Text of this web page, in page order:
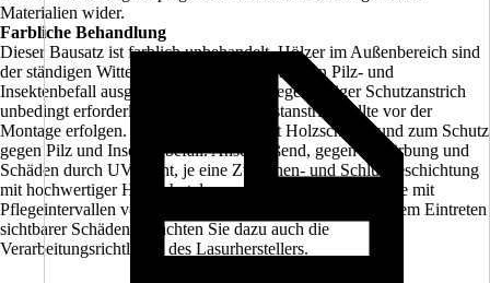
Materialien wider.
Farbliche Behandlung
Dieser Bausatz ist farblich unbehandelt. Hölzer im Außenbereich sind
der ständigen Witterung, sowie dem Risiko von Pilz- und
Insektenbefall ausgesetzt. Daher ist ein regelmäßiger Schutzanstrich
unbedingt erforderlich. Der allseitige Erstanstrich sollte vor der
Montage erfolgen. Verwenden Sie zuerst Holzschutzgrund zum Schutz
gegen Pilz und Insektenbefall. Anschließend, gegen Verfärbung und
Schäden durch UV-Licht, je eine Zwischen- und Schlußbeschichtung
mit hochwertiger Holzschutzlasur oder -farbe. Rechnen Sie mit
Pflegeintervallen von ca. 4-5 Jahren, spätestens aber vor dem Eintreten
sichtbarer Schäden. Beachten Sie dazu auch die
Verarbeitungsrichtlinien des Lasurherstellers.